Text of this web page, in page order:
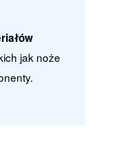
jak noże